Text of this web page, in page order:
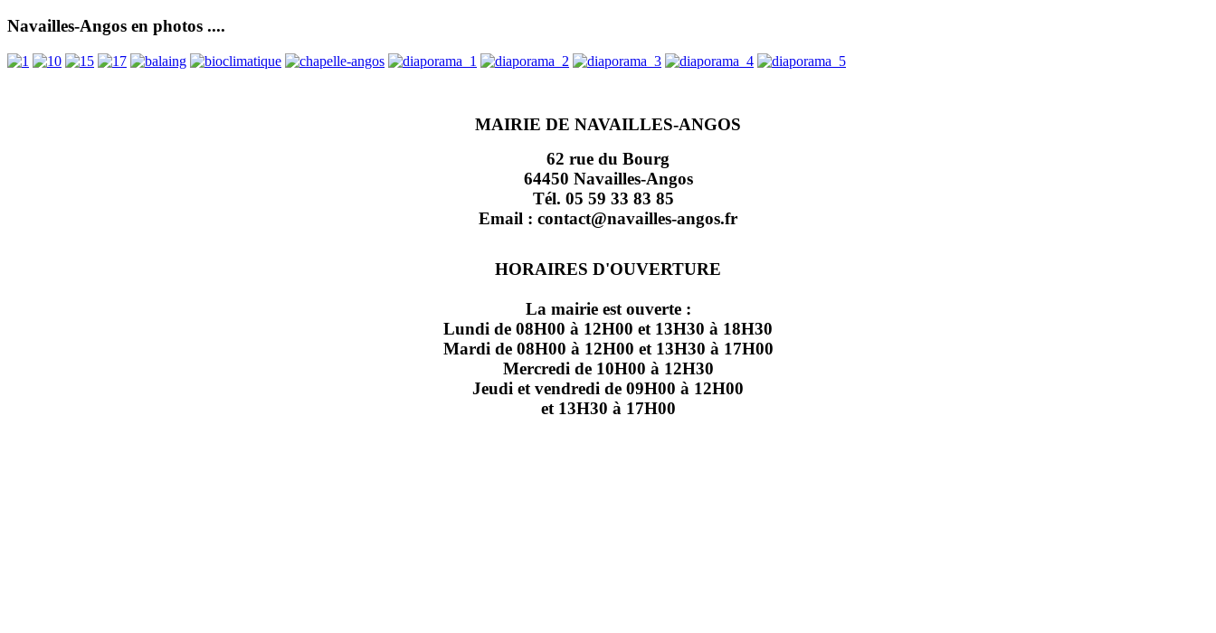
Navailles-Angos en photos ....
MAIRIE DE NAVAILLES-ANGOS
62 rue du Bourg
64450 Navailles-Angos
Tél. 05 59 33 83 85
Email : contact@navailles-angos.fr
HORAIRES D'OUVERTURE
La mairie est ouverte :
Lundi de 08H00 à 12H00 et 13H30 à 18H30
Mardi de 08H00 à 12H00 et 13H30 à 17H00
Mercredi de 10H00 à 12H30
Jeudi et vendredi de 09H00 à 12H00
et 13H30 à 17H00